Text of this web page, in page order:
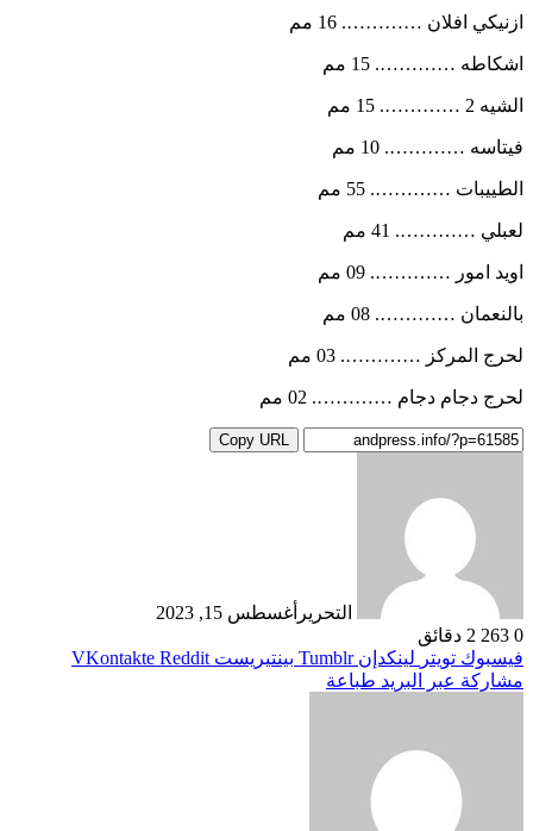
ازنيكي افلان …………. 16 مم
اشكاطه …………. 15 مم
الشيه 2 …………. 15 مم
فيتاسه …………. 10 مم
الطييبات …………. 55 مم
لعبلي …………. 41 مم
اويد امور …………. 09 مم
بالنعمان …………. 08 مم
لحرج المركز …………. 03 مم
لحرج دجام دجام …………. 02 مم
Copy URL
التحرير أغسطس 15, 2023
0
2 دقائق
فيسبوك تويتر لينكدإن بينتيريست
مشاركة عبر البريد طباعة